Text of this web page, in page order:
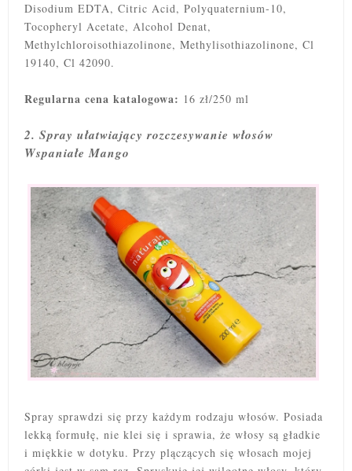
Disodium EDTA, Citric Acid, Polyquaternium-10,
Tocopheryl Acetate, Alcohol Denat,
Methylchloroisothiazolinone, Methylisothiazolinone, Cl
19140, Cl 42090.
Regularna cena katalogowa: 16 zł/250 ml
2. Spray ułatwiający rozczesywanie włosów
Wspaniałe Mango
Spray sprawdzi się przy każdym rodzaju włosów. Posiada
lekką formułę, nie klei się i sprawia, że włosy są gładkie
i miękkie w dotyku. Przy plączących się włosach mojej